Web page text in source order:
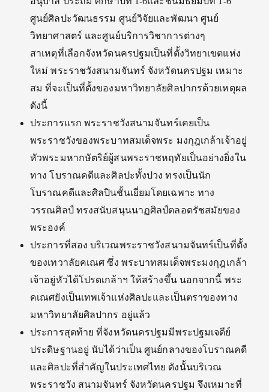
ศูนย์ศิลปะวัฒนธรรม ศูนย์วิจัยและพัฒนา ศูนย์
วิทยาศาสตร์ และศูนย์บริการวิชาการต่างๆ
สาเหตุที่เลือกจังหวัดนครปฐมเป็นที่ตั้งวิทยาเขตแห่ง
ใหม่ พระราชวังสนามจันทร์ จังหวัดนครปฐม เหมาะ
สม ที่จะเป็นที่ตั้งของมหาวิทยาลัยศิลปากรด้วยเหตุผล
ดังนี้
ประการแรก พระราชวังสนามจันทร์เคยเป็น
พระราชวังของพระบาทสมเด็จพระ มงกุฎเกล้าเจ้าอยู่
หัวพระมหากษัตริย์ผู้สนพระราชหฤทัยเป็นอย่างยิ่งใน
ทาง โบราณคดีและศิลปะทั้งปวง ทรงเป็นนัก
โบราณคดีและศิลปินชั้นเยี่ยมโดยเฉพาะ ทาง
วรรณศิลป์ ทรงสนับสนุนนาฏศิลป์ตลอดรัชสมัยของ
พระองค์
ประการที่สอง บริเวณพระราชวังสนามจันทร์เป็นที่ตั้ง
ของเทวาลัยคเณศ ซึ่ง พระบาทสมเด็จพระมงกุฎเกล้า
เจ้าอยู่หัวได้โปรดเกล้าฯ ให้สร้างขึ้น นอกจากนี้ พระ
คเณศยังเป็นเทพเจ้าแห่งศิลปะและเป็นตราของทาง
มหาวิทยาลัยศิลปากร อยู่แล้ว
ประการสุดท้าย ที่จังหวัดนครปฐมมีพระปฐมเจดีย์
ประดิษฐานอยู่ นับได้ว่าเป็น ศูนย์กลางของโบราณคดี
และศิลปะที่สำคัญในประเทศไทย ดังนั้นบริเวณ
พระราชวัง สนามจันทร์ จังหวัดนครปฐม จึงเหมาะที่